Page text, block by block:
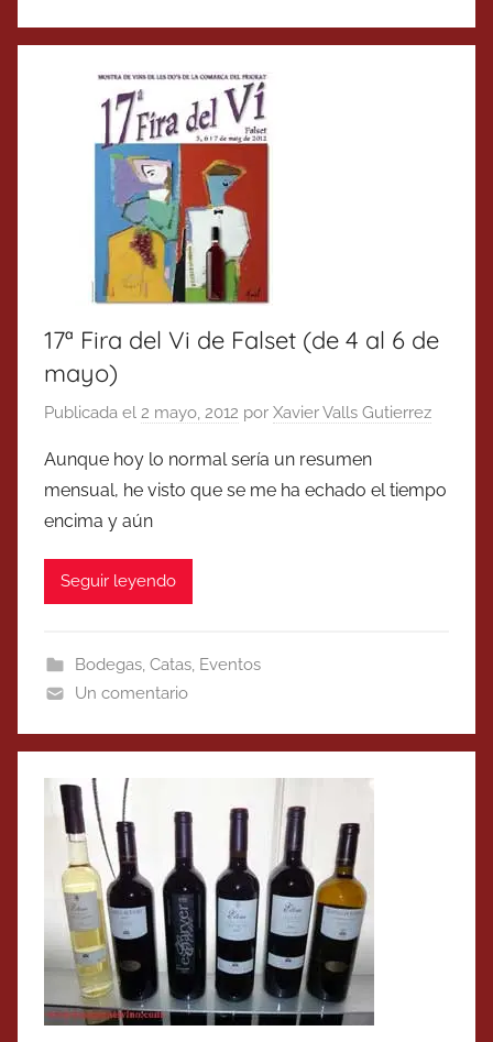
17ª Fira del Vi de Falset (de 4 al 6 de
mayo)
Publicada el 2 mayo, 2012 por Xavier Valls Gutierrez
Aunque hoy lo normal sería un resumen
mensual, he visto que se me ha echado el tiempo
encima y aún
Seguir leyendo
Bodegas, Catas, Eventos
Un comentario